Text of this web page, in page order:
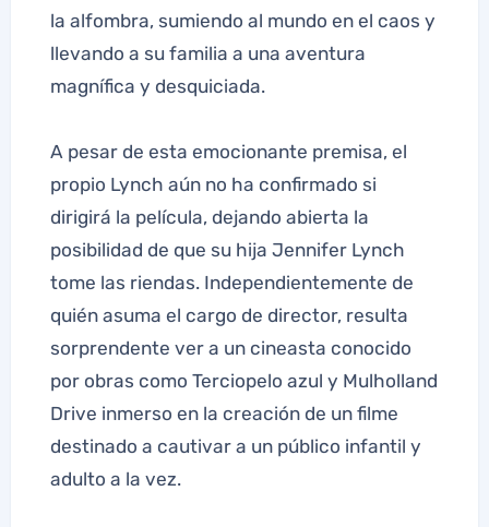
la alfombra, sumiendo al mundo en el caos y
llevando a su familia a una aventura
magnífica y desquiciada.
A pesar de esta emocionante premisa, el
propio Lynch aún no ha confirmado si
dirigirá la película, dejando abierta la
posibilidad de que su hija Jennifer Lynch
tome las riendas. Independientemente de
quién asuma el cargo de director, resulta
sorprendente ver a un cineasta conocido
por obras como Terciopelo azul y Mulholland
Drive inmerso en la creación de un filme
destinado a cautivar a un público infantil y
adulto a la vez.